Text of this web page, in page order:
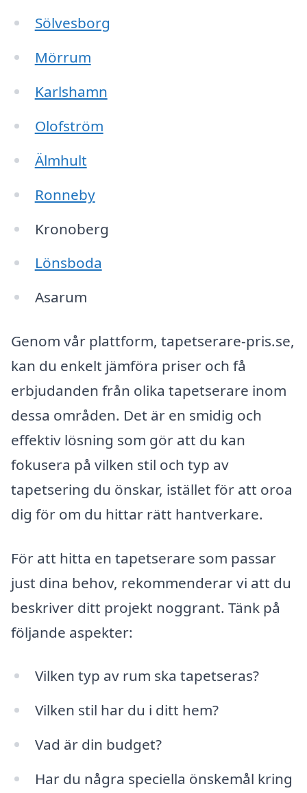
Sölvesborg
Mörrum
Karlshamn
Olofström
Älmhult
Ronneby
Kronoberg
Lönsboda
Asarum
Genom vår plattform, tapetserare-pris.se,
kan du enkelt jämföra priser och få
erbjudanden från olika tapetserare inom
dessa områden. Det är en smidig och
effektiv lösning som gör att du kan
fokusera på vilken stil och typ av
tapetsering du önskar, istället för att oroa
dig för om du hittar rätt hantverkare.
För att hitta en tapetserare som passar
just dina behov, rekommenderar vi att du
beskriver ditt projekt noggrant. Tänk på
följande aspekter:
Vilken typ av rum ska tapetseras?
Vilken stil har du i ditt hem?
Vad är din budget?
Har du några speciella önskemål kring